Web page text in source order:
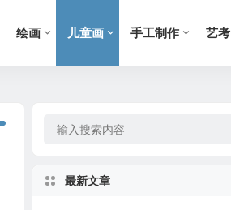
绘画 儿童画 手工制作 艺考
最新文章